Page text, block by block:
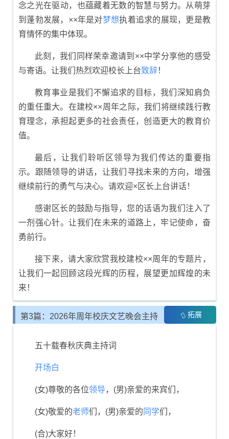
念之光在驱动，也蕴藏着无数的智慧与努力。从萌芽
到蓬勃发展，××年是对梦想执着追求的展现，更是教
育情怀的集中体现。
此刻，我们同样荣幸邀请到××中学分享他的感受
与寄语。让我们热烈欢迎校长上台致辞！
教育事业是我们不懈追求的目标，我们深知肩负
的重任重大。在建校××周年之际，我们将继续践行教
育理念，承担起更多的社会责任，创造更大的教育价
值。
最后，让我们聆听区领导为我们传达的重要指
示。跟随领导的讲话，让我们寻找未来的方向，增强
继续前行的勇气与决心。请欢迎×区长上台讲话！
感谢区长的鼓励与指导，您的话语为我们注入了
一剂强心针。让我们在未来的道路上，牢记使命，奋
勇前行。
接下来，请大家欣赏我校建校××周年的专题片，
让我们一起回顾这段光辉的历程，展望更加辉煌的未
来！
第3篇：2026年周年校庆文艺晚会主持 拓展
五十载春秋庆典主持词
开场白
(女)尊敬的各位领导，(男)亲爱的来宾们，
(女)敬爱的老师们，(男)亲爱的 同学们，
(合)大家好！